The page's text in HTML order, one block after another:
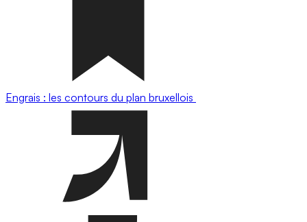
Engrais : les contours du plan bruxellois